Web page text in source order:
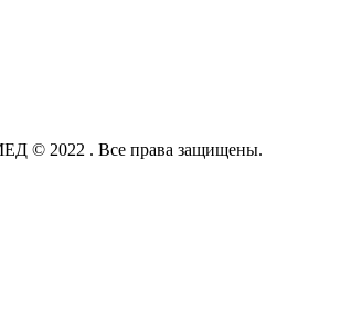
© 2022 . Все права защищены.